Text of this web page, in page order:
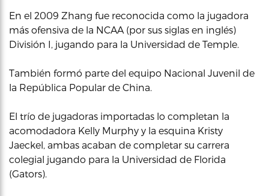
En el 2009 Zhang fue reconocida como la jugadora
más ofensiva de la NCAA (por sus siglas en inglés)
División I, jugando para la Universidad de Temple.
También formó parte del equipo Nacional Juvenil de
la República Popular de China.
El trío de jugadoras importadas lo completan la
acomodadora Kelly Murphy y la esquina Kristy
Jaeckel, ambas acaban de completar su carrera
colegial jugando para la Universidad de Florida
(Gators).